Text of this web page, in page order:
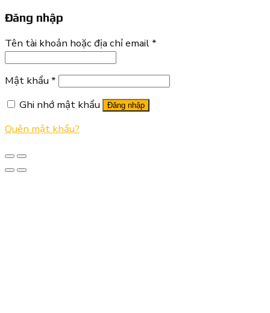
Đăng nhập
Tên tài khoản hoặc địa chỉ email*
Mật khẩu *
Ghi nhớ mật khẩu
Đăng nhập
Quên mật khẩu?